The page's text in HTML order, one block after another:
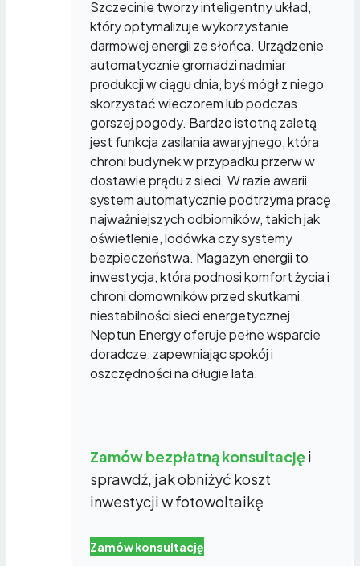
Szczecinie tworzy inteligentny układ,
który optymalizuje wykorzystanie
darmowej energii ze słońca. Urządzenie
automatycznie gromadzi nadmiar
produkcji w ciągu dnia, byś mógł z niego
skorzystać wieczorem lub podczas
gorszej pogody. Bardzo istotną zaletą
jest funkcja zasilania awaryjnego, która
chroni budynek w przypadku przerw w
dostawie prądu z sieci. W razie awarii
system automatycznie podtrzyma pracę
najważniejszych odbiorników, takich jak
oświetlenie, lodówka czy systemy
bezpieczeństwa. Magazyn energii to
inwestycja, która podnosi komfort życia i
chroni domowników przed skutkami
niestabilności sieci energetycznej.
Neptun Energy oferuje pełne wsparcie
doradcze, zapewniając spokój i
oszczędności na długie lata.
Zamów bezpłatną konsultacjęi
sprawdź, jak obniżyć koszt
inwestycji w fotowoltaikę
Zamów konsultację